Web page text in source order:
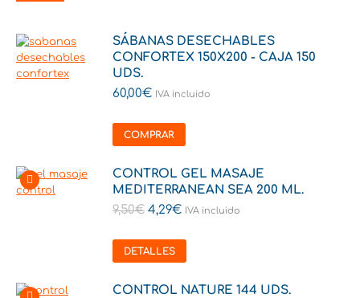
SÁBANAS DESECHABLES
CONFORTEX 150X200 - CAJA 150
UDS.
60,00€ IVA incluido
COMPRAR
CONTROL GEL MASAJE
MEDITERRANEAN SEA 200 ML.
9,50€ 4,29€ IVA incluido
DETALLES
CONTROL NATURE 144 UDS.